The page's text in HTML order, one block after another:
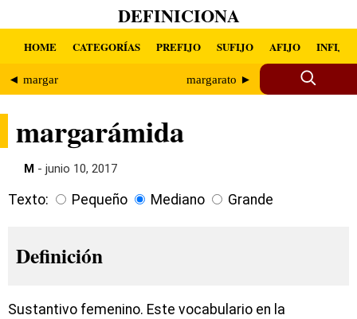
DEFINICIONA
HOME CATEGORÍAS PREFIJO SUFIJO AFIJO INFIJO
◄ margar margarato ►
margarámida
M - junio 10, 2017
Texto: Pequeño Mediano Grande
Definición
Sustantivo femenino. Este vocabulario en la